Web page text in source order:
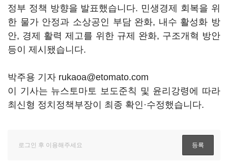
정부 정책 방향을 발표했습니다. 민생경제 회복을 위
한 물가 안정과 소상공인 부담 완화, 내수 활성화 방
안, 경제 활력 제고를 위한 규제 완화, 구조개혁 방안
등이 제시됐습니다.
박주용 기자 rukaoa@etomato.com
이 기사는 뉴스토마토 보도준칙 및 윤리강령에 따라
최신형 정치정책부장이 최종 확인·수정했습니다.